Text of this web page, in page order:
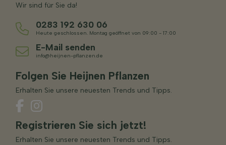
Wir sind für Sie da!
0283 192 630 06
Heute geschlossen. Montag geöffnet von 09:00 - 17:00
E-Mail senden
info@heijnen-pflanzen.de
Folgen Sie Heijnen Pflanzen
Erhalten Sie unsere neuesten Trends und Tipps.
Registrieren Sie sich jetzt!
Erhalten Sie unsere neuesten Trends und Tipps.